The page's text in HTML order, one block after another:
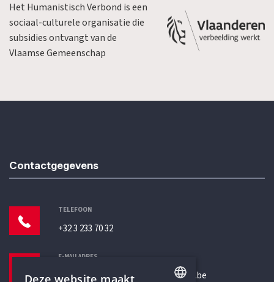
Het Humanistisch Verbond is een
sociaal-culturele organisatie die
subsidies ontvangt van de
Vlaamse Gemeenschap
Contactgegevens
TELEFOON
+32 3 233 70 32
E-MAILADRES
secretariaat@humanistischverbond.be
Deze website maakt